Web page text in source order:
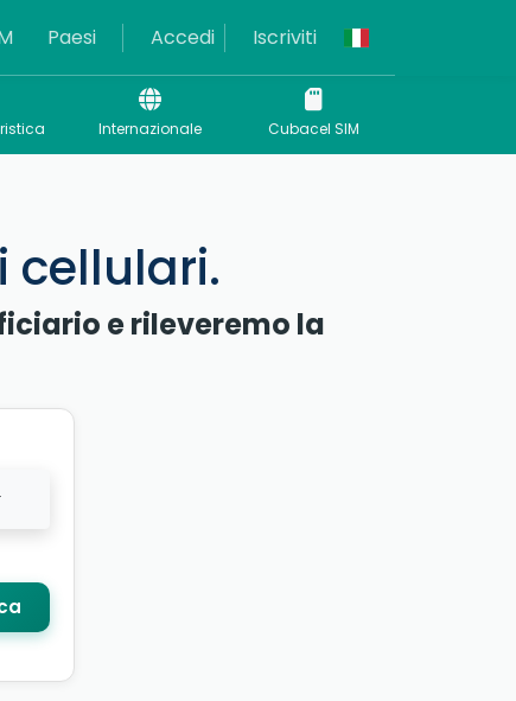
Paesi Accedi Iscriviti
Internazionale Cubacel SIM
cellulari.
e rileveremo la